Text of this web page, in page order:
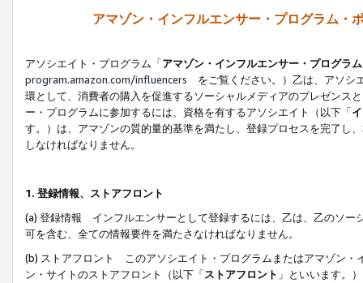
アマゾン・インフルエンサー・プログラム・
アソシエイト・プログラム「アマゾン・インフルエンサー・プログラム
program.amazon.com/influencers をご覧ください。）乙は、アソシ
環として、消費者の購入を促進するソーシャルメディアのプレゼンス
ー・プログラムに参加するには、資格を有するアソシエイト（以下「
す。）は、アマゾンの質的量的基準を満たし、登録プロセスを完了し、
しなければなりません。
1. 登録情報、ストアフロント
(a) 登録情報 インフルエンサーとして登録するには、乙は、乙のソー
可を含む、全ての情報要件を満たさなければなりません。
(b) ストアフロント このアソシエイト・プログラムまたはアマゾン・
ン・サイトのストアフロント（以下「ストアフロント 」といいます。